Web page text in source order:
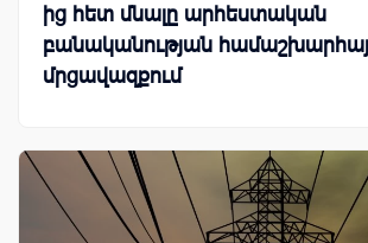
ից հետ մնալը արհեստական
բանականության
մրցավազքում